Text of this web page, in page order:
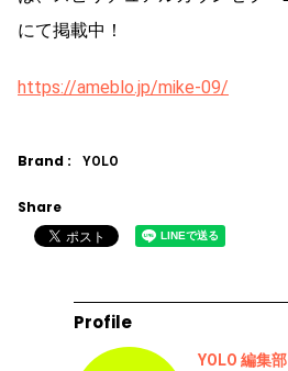
にて掲載中！
https://ameblo.jp/mike-09/
Brand : YOLO
Share
Profile
YOLO 編集部